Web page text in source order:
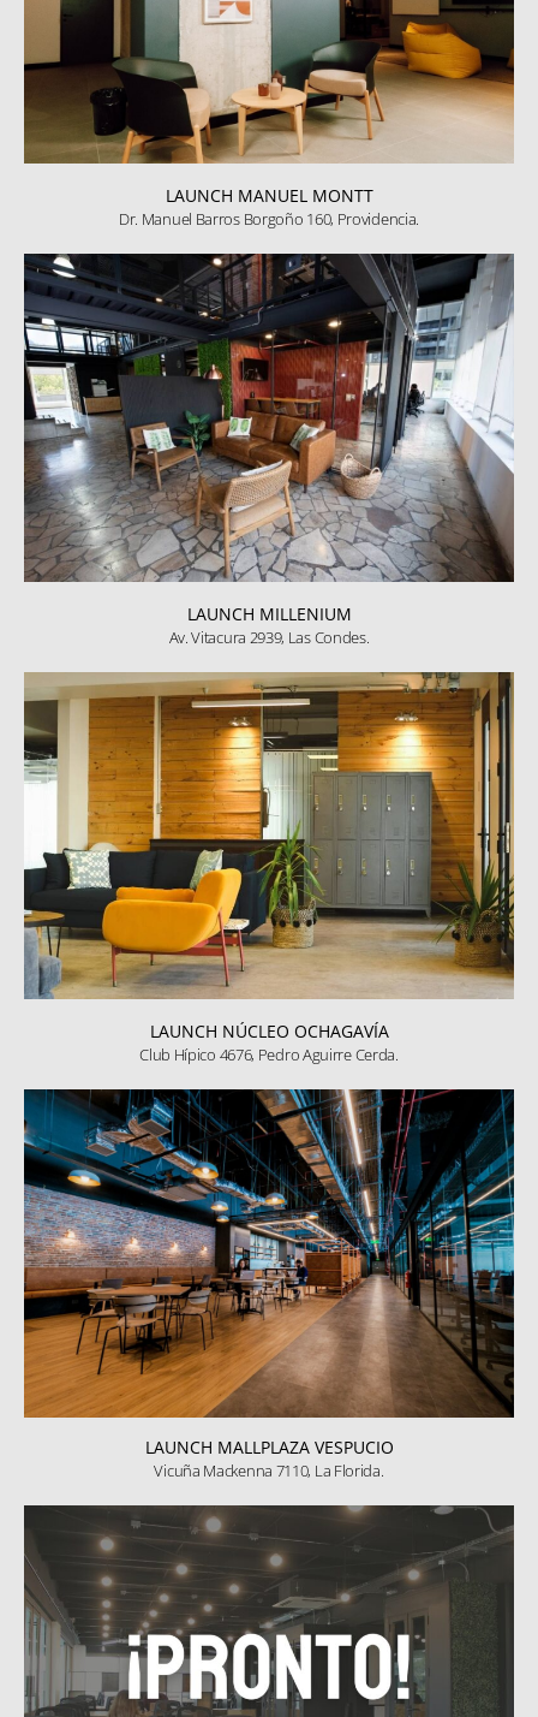
LAUNCH MANUEL MONTT
Dr. Manuel Barros Borgoño 160, Providencia.
LAUNCH MILLENIUM
Av. Vitacura 2939, Las Condes.
LAUNCH NÚCLEO OCHAGAVÍA
Club Hípico 4676, Pedro Aguirre Cerda.
LAUNCH MALLPLAZA VESPUCIO
Vicuña Mackenna 7110, La Florida.